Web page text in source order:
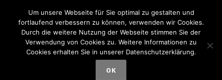
Um unsere Webseite für Sie optimal zu gestalten und
fortlaufend verbessern zu können, verwenden wir Cookies.
Durch die weitere Nutzung der Webseite stimmen Sie der
Verwendung von Cookies zu. Weitere Informationen zu
Cookies erhalten Sie in unserer Datenschutzerklärung.
OK